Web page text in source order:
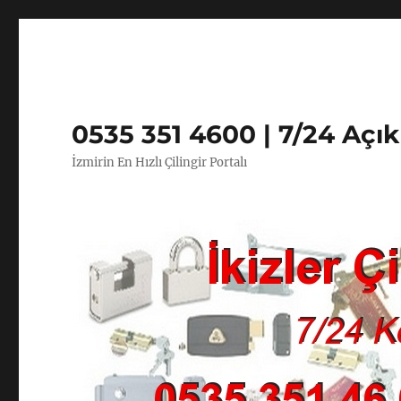
0535 351 4600 | 7/24
İzmirin En Hızlı Çilingir Portalı